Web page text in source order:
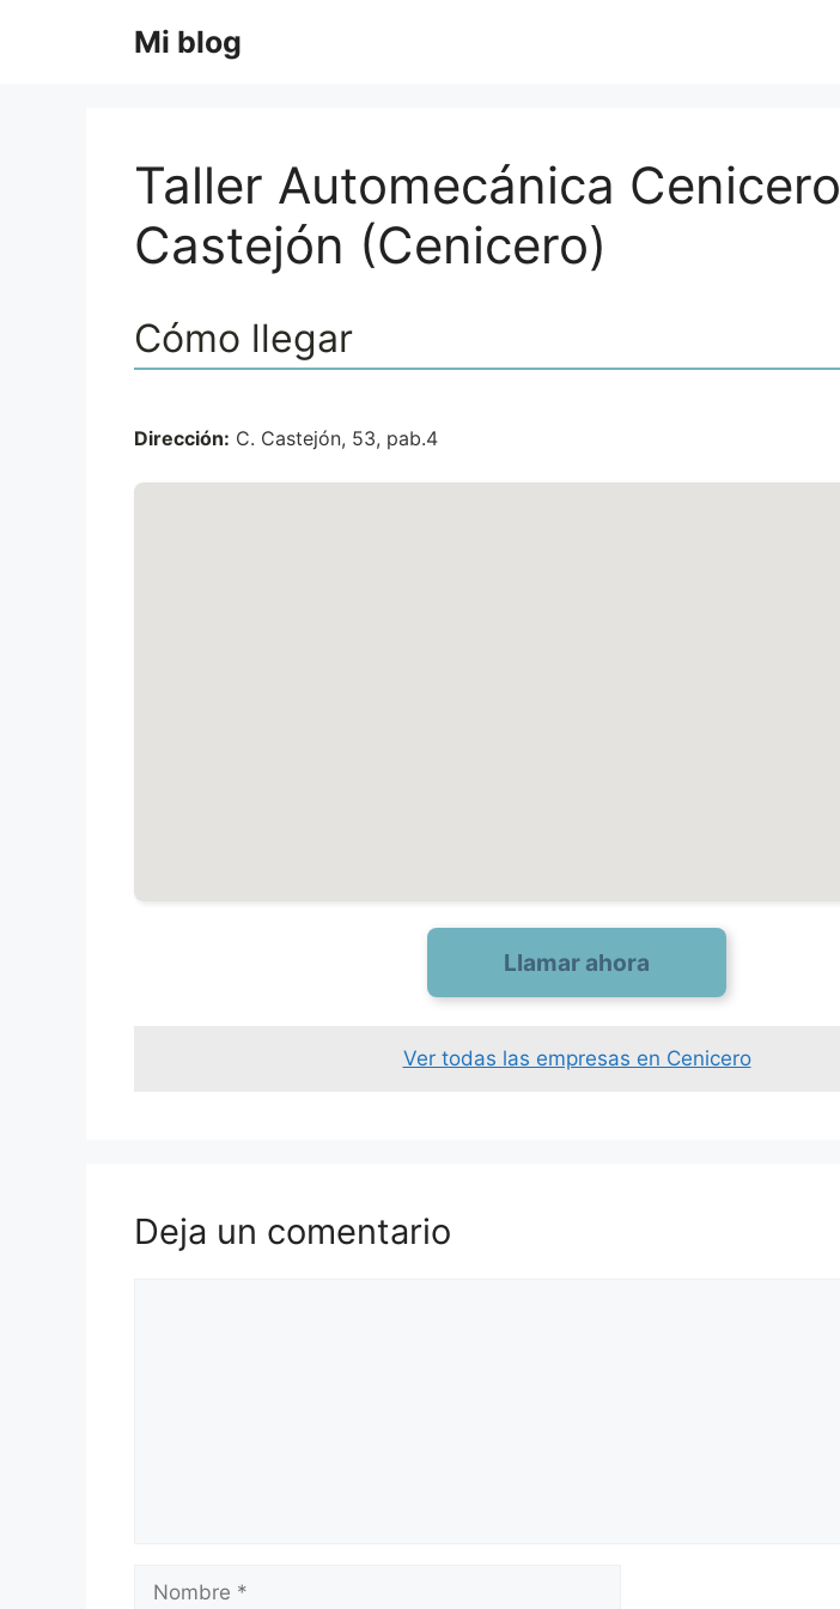
Mi blog
Taller Automecánica Cenicero
Castejón (Cenicero)
Cómo llegar
Dirección: C. Castejón, 53, pab.4
Llamar ahora
Ver todas las empresas en Cenicero
Deja un comentario
Nombre